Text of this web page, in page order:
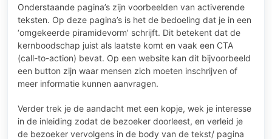
Onderstaande pagina’s zijn voorbeelden van activerende
teksten. Op deze pagina’s is het de bedoeling dat je in een
‘omgekeerde piramidevorm’ schrijft. Dit betekent dat de
kernboodschap juist als laatste komt en vaak een CTA
(call-to-action) bevat. Op een website kan dit bijvoorbeeld
een button zijn waar mensen zich moeten inschrijven of
meer informatie kunnen aanvragen.
Verder trek je de aandacht met een kopje, wek je interesse
in de inleiding zodat de bezoeker doorleest, en verleid je
de bezoeker vervolgens in de body van de tekst/ pagina